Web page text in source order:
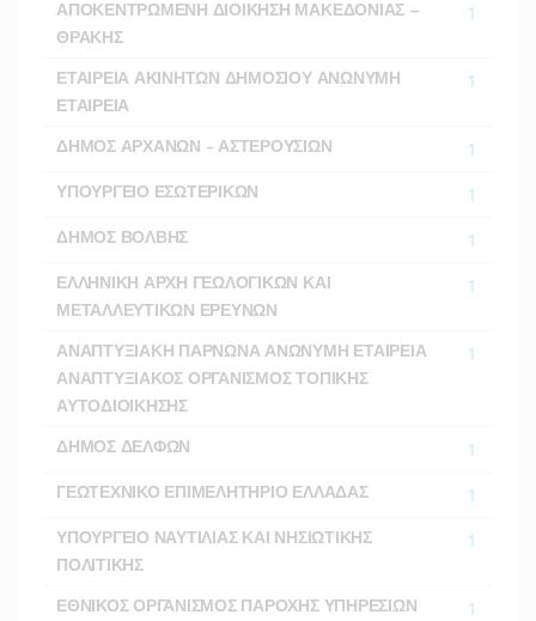
ΑΠΟΚΕΝΤΡΩΜΕΝΗ ΔΙΟΙΚΗΣΗ ΜΑΚΕΔΟΝΙΑΣ –
ΘΡΑΚΗΣ
1
ΕΤΑΙΡΕΙΑ ΑΚΙΝΗΤΩΝ ΔΗΜΟΣΙΟΥ ΑΝΩΝΥΜΗ
ΕΤΑΙΡΕΙΑ
1
ΔΗΜΟΣ ΑΡΧΑΝΩΝ - ΑΣΤΕΡΟΥΣΙΩΝ 1
ΥΠΟΥΡΓΕΙΟ ΕΣΩΤΕΡΙΚΩΝ 1
ΔΗΜΟΣ ΒΟΛΒΗΣ 1
ΕΛΛΗΝΙΚΗ ΑΡΧΗ ΓΕΩΛΟΓΙΚΩΝ ΚΑΙ
ΜΕΤΑΛΛΕΥΤΙΚΩΝ ΕΡΕΥΝΩΝ
1
ΑΝΑΠΤΥΞΙΑΚΗ ΠΑΡΝΩΝΑ ΑΝΩΝΥΜΗ ΕΤΑΙΡΕΙΑ
ΑΝΑΠΤΥΞΙΑΚΟΣ ΟΡΓΑΝΙΣΜΟΣ ΤΟΠΙΚΗΣ
ΑΥΤΟΔΙΟΙΚΗΣΗΣ
1
ΔΗΜΟΣ ΔΕΛΦΩΝ 1
ΓΕΩΤΕΧΝΙΚΟ ΕΠΙΜΕΛΗΤΗΡΙΟ ΕΛΛΑΔΑΣ 1
ΥΠΟΥΡΓΕΙΟ ΝΑΥΤΙΛΙΑΣ ΚΑΙ ΝΗΣΙΩΤΙΚΗΣ
ΠΟΛΙΤΙΚΗΣ
1
ΕΘΝΙΚΟΣ ΟΡΓΑΝΙΣΜΟΣ ΠΑΡΟΧΗΣ ΥΠΗΡΕΣΙΩΝ
1